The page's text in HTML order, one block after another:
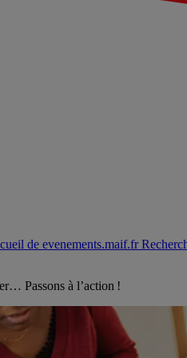
de evenements.maif.fr
Passons à l’action !